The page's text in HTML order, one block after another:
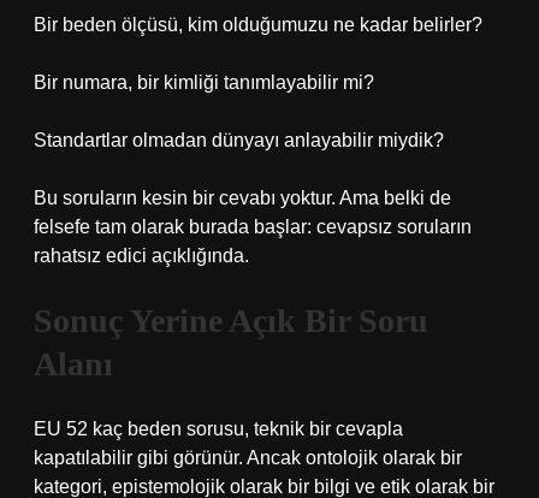
Bir beden ölçüsü, kim olduğumuzu ne kadar belirler?
Bir numara, bir kimliği tanımlayabilir mi?
Standartlar olmadan dünyayı anlayabilir miydik?
Bu soruların kesin bir cevabı yoktur. Ama belki de
felsefe tam olarak burada başlar: cevapsız soruların
rahatsız edici açıklığında.
Sonuç Yerine Açık Bir Soru
Alanı
EU 52 kaç beden sorusu, teknik bir cevapla
kapatılabilir gibi görünür. Ancak ontolojik olarak bir
kategori, epistemolojik olarak bir bilgi ve etik olarak bir